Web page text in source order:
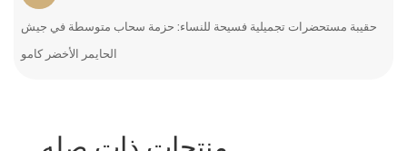
حقيبة مستحضرات تجميلية فسيحة للنساء: حزمة سحاب متوسطة في جيش
الحايمر الأخضر كامو